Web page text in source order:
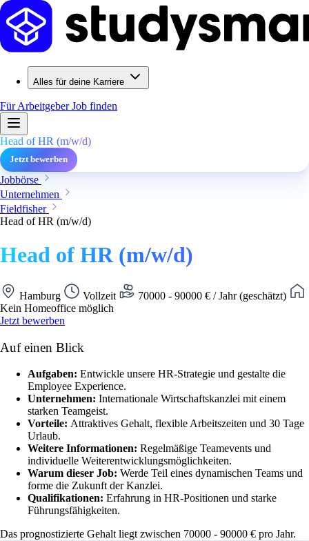
Alles für deine Karriere
Für ArbeitgeberJob finden
Head of HR (m/w/d)
Jetzt bewerben
Jobbörse
Unternehmen
Fieldfisher
Head of HR (m/w/d)
Head of HR (m/w/d)
Hamburg Vollzeit
70000 - 90000 € / Jahr (geschätzt)
Kein Homeoffice möglich
Jetzt bewerben
Auf einen Blick
Aufgaben: Entwickle unsere HR-Strategie und gestalte die
Employee Experience.
Unternehmen: Internationale Wirtschaftskanzlei mit einem
starken Teamgeist.
Vorteile: Attraktives Gehalt, flexible Arbeitszeiten und 30 Tage
Urlaub.
Weitere Informationen: Regelmäßige Teamevents und
individuelle Weiterentwicklungsmöglichkeiten.
Warum dieser Job: Werde Teil eines dynamischen Teams und
forme die Zukunft der Kanzlei.
Qualifikationen: Erfahrung in HR-Positionen und starke
Führungsfähigkeiten.
Das prognostizierte Gehalt liegt zwischen 70000 - 90000 € pro Jahr.